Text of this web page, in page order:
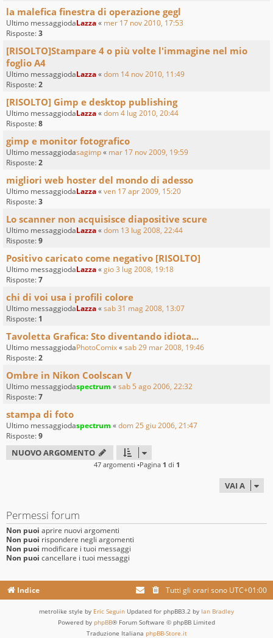
la malefica finestra di operazione gegl
Ultimo messaggiodaLazza« mer 17 nov 2010, 17:53
Risposte:3
[RISOLTO]Stampare 4 o più volte l'immagine nel mio
foglio A4
Ultimo messaggiodaLazza«dom 14 nov 2010, 11:49
Risposte:2
[RISOLTO] Gimp e desktop publishing
Ultimo messaggiodaLazza«dom 4 lug 2010, 20:44
Risposte:8
gimp e monitor fotografico
Ultimo messaggiodasagimp« mar 17 nov 2009, 19:59
Risposte:2
migliori web hoster del mondo di adesso
Ultimo messaggiodaLazza«ven 17 apr 2009, 15:20
Risposte:3
Lo scanner non acquisisce diapositive scure
Ultimo messaggiodaLazza«dom 13 lug 2008, 22:44
Risposte:9
Positivo caricato come negativo [RISOLTO]
Ultimo messaggiodaLazza«gio 3 lug 2008, 19:18
Risposte:7
chi di voi usa i profili colore
Ultimo messaggiodaLazza«sab 31 mag 2008, 13:07
Risposte: 1
Tavoletta Grafica: Sto diventando idiota...
Ultimo messaggiodaPhotoComix«sab 29 mar 2008, 19:46
Risposte:2
Ombre in Nikon Coolscan V
Ultimo messaggiodaspectrum «sab 5 ago 2006, 22:32
Risposte:7
stampa di foto
Ultimo messaggiodaspectrum «dom 25 giu 2006, 21:47
Risposte:9
NUOVO ARGOMENTO
47 argomenti •Pagina 1 di 1
VAI A
Permessi forum
Non puoi aprire nuovi argomenti
Non puoi rispondere negli argomenti
Non puoi modificare i tuoi messaggi
Non puoi cancellare i tuoi messaggi
Indice Tutti gli orari sono UTC+01:00
metrolike style by Eric Seguin Updated for phpBB3.2 by Ian Bradley
Powered by phpBB® Forum Software © phpBB Limited
Traduzione Italiana phpBB-Store.it